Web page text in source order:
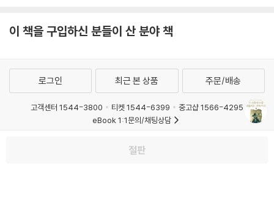
이 책을 구입하신 분들이 산 분야 책
절판
로그인 최근 본 상품 주문/배송
고객센터 1544-3800 티켓 1544-6399
중고샵 1566-4295
eBook 1:1문의/채팅상담
개인정보처리방침